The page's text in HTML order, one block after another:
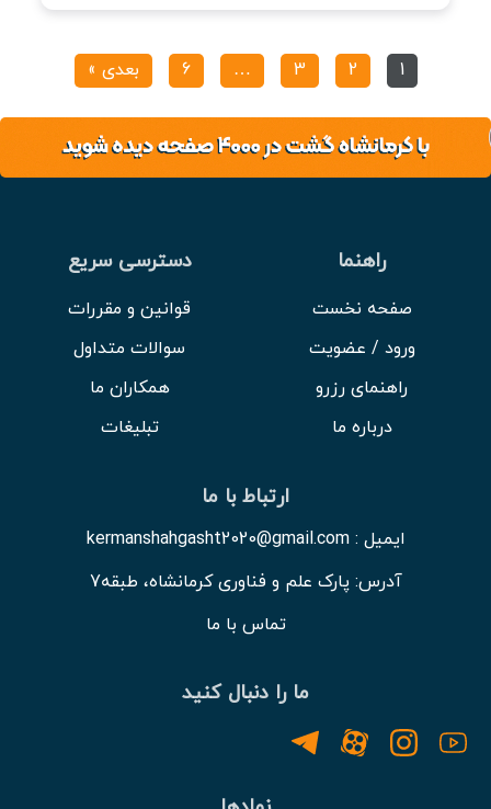
1
2
3
…
6 بعدی »
راهنما
صفحه نخست
ورود / عضویت
راهنمای رزرو
درباره ما
دسترسی سریع
قوانین و مقررات
سوالات متداول
همکاران ما
تبلیغات
ارتباط با ما
ایمیل : kermanshahgasht2020@gmail.com
آدرس: پارک علم و فناوری کرمانشاه، طبقه7
تماس با ما
ما را دنبال کنید